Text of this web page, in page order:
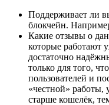
Поддерживает ли
блокчейн.
Какие отзывы о
которые работают
достаточно
только для того,
пользователей и
«честной» работы,
старше кошелёк,